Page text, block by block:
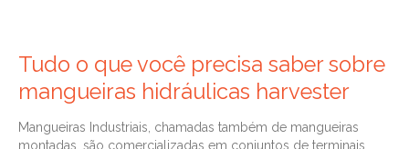
Tudo o que você precisa saber sobre
mangueiras hidráulicas harvester
Mangueiras Industriais, chamadas também de mangueiras
montadas, são comercializadas em conjuntos de terminais